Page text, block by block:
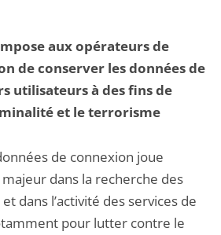
aux opérateurs de
de conserver les données de
utilisateurs à des fins de
et le terrorisme
de connexion joue
dans la recherche des
dans l’activité des services de
pour lutter contre le